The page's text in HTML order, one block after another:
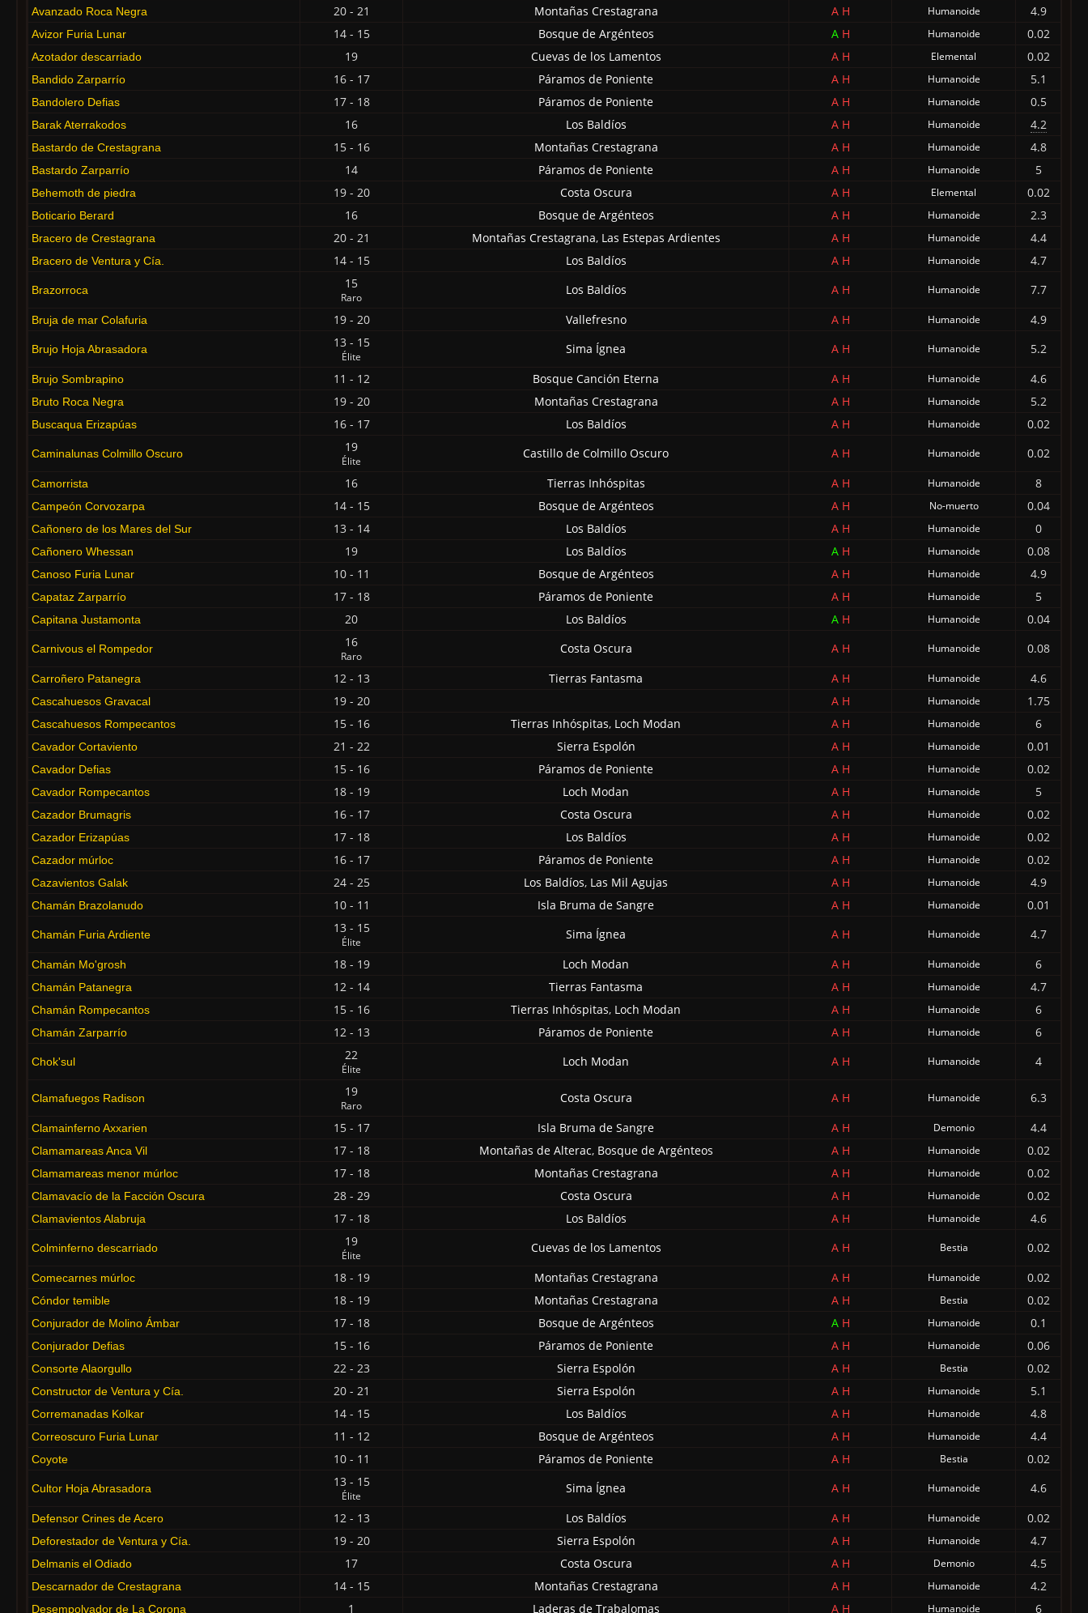
Avanzado Roca Negra 20 - 21 Montañas Crestagrana A H Humanoide 4.9
Avizor Furia Lunar 14 - 15 Bosque de Argénteos A H Humanoide 0.02
Azotador descarriado 19 Cuevas de los Lamentos A H Elemental 0.02
Bandido Zarparrío 16 - 17 Páramos de Poniente A H Humanoide 5.1
Bandolero Defias 17 - 18 Páramos de Poniente A H Humanoide 0.5
Barak Aterrakodos 16 Los Baldíos A H Humanoide 4.2
Bastardo de Crestagrana 15 - 16 Montañas Crestagrana A H Humanoide 4.8
Bastardo Zarparrío 14 Páramos de Poniente A H Humanoide 5
Behemoth de piedra 19 - 20 Costa Oscura A H Elemental 0.02
Boticario Berard 16 Bosque de Argénteos A H Humanoide 2.3
Bracero de Crestagrana 20 - 21 Montañas Crestagrana, Las Estepas Ardientes A H Humanoide 4.4
Bracero de Ventura y Cía. 14 - 15 Los Baldíos A H Humanoide 4.7
Brazorroca 15
Raro
Los Baldíos A H Humanoide 7.7
Bruja de mar Colafuria 19 - 20 Vallefresno A H Humanoide 4.9
Brujo Hoja Abrasadora 13 - 15
Élite
Sima Ígnea A H Humanoide 5.2
Brujo Sombrapino 11 - 12 Bosque Canción Eterna A H Humanoide 4.6
Bruto Roca Negra 19 - 20 Montañas Crestagrana A H Humanoide 5.2
Buscaqua Erizapúas 16 - 17 Los Baldíos A H Humanoide 0.02
Caminalunas Colmillo Oscuro 19
Élite
Castillo de Colmillo Oscuro A H Humanoide 0.02
Camorrista 16 Tierras Inhóspitas A H Humanoide 8
Campeón Corvozarpa 14 - 15 Bosque de Argénteos A H No-muerto 0.04
Cañonero de los Mares del Sur 13 - 14 Los Baldíos A H Humanoide 0
Cañonero Whessan 19 Los Baldíos A H Humanoide 0.08
Canoso Furia Lunar 10 - 11 Bosque de Argénteos A H Humanoide 4.9
Capataz Zarparrío 17 - 18 Páramos de Poniente A H Humanoide 5
Capitana Justamonta 20 Los Baldíos A H Humanoide 0.04
Carnivous el Rompedor 16
Raro
Costa Oscura A H Humanoide 0.08
Carroñero Patanegra 12 - 13 Tierras Fantasma A H Humanoide 4.6
Cascahuesos Gravacal 19 - 20 A H Humanoide 1.75
Cascahuesos Rompecantos 15 - 16 Tierras Inhóspitas, Loch Modan A H Humanoide 6
Cavador Cortaviento 21 - 22 Sierra Espolón A H Humanoide 0.01
Cavador Defias 15 - 16 Páramos de Poniente A H Humanoide 0.02
Cavador Rompecantos 18 - 19 Loch Modan A H Humanoide 5
Cazador Brumagris 16 - 17 Costa Oscura A H Humanoide 0.02
Cazador Erizapúas 17 - 18 Los Baldíos A H Humanoide 0.02
Cazador múrloc 16 - 17 Páramos de Poniente A H Humanoide 0.02
Cazavientos Galak 24 - 25 Los Baldíos, Las Mil Agujas A H Humanoide 4.9
Chamán Brazolanudo 10 - 11 Isla Bruma de Sangre A H Humanoide 0.01
Chamán Furia Ardiente 13 - 15
Élite
Sima Ígnea A H Humanoide 4.7
Chamán Mo'grosh 18 - 19 Loch Modan A H Humanoide 6
Chamán Patanegra 12 - 14 Tierras Fantasma A H Humanoide 4.7
Chamán Rompecantos 15 - 16 Tierras Inhóspitas, Loch Modan A H Humanoide 6
Chamán Zarparrío 12 - 13 Páramos de Poniente A H Humanoide 6
Chok'sul 22
Élite
Loch Modan A H Humanoide 4
Clamafuegos Radison 19
Raro
Costa Oscura A H Humanoide 6.3
Clamainferno Axxarien 15 - 17 Isla Bruma de Sangre A H Demonio 4.4
Clamamareas Anca Vil 17 - 18 Montañas de Alterac, Bosque de Argénteos A H Humanoide 0.02
Clamamareas menor múrloc 17 - 18 Montañas Crestagrana A H Humanoide 0.02
Clamavacío de la Facción Oscura 28 - 29 Costa Oscura A H Humanoide 0.02
Clamavientos Alabruja 17 - 18 Los Baldíos A H Humanoide 4.6
Colminferno descarriado 19
Élite
Cuevas de los Lamentos A H Bestia 0.02
Comecarnes múrloc 18 - 19 Montañas Crestagrana A H Humanoide 0.02
Cóndor temible 18 - 19 Montañas Crestagrana A H Bestia 0.02
Conjurador de Molino Ámbar 17 - 18 Bosque de Argénteos A H Humanoide 0.1
Conjurador Defias 15 - 16 Páramos de Poniente A H Humanoide 0.06
Consorte Alaorgullo 22 - 23 Sierra Espolón A H Bestia 0.02
Constructor de Ventura y Cía. 20 - 21 Sierra Espolón A H Humanoide 5.1
Corremanadas Kolkar 14 - 15 Los Baldíos A H Humanoide 4.8
Correoscuro Furia Lunar 11 - 12 Bosque de Argénteos A H Humanoide 4.4
Coyote 10 - 11 Páramos de Poniente A H Bestia 0.02
Cultor Hoja Abrasadora 13 - 15
Élite
Sima Ígnea A H Humanoide 4.6
Defensor Crines de Acero 12 - 13 Los Baldíos A H Humanoide 0.02
Deforestador de Ventura y Cía. 19 - 20 Sierra Espolón A H Humanoide 4.7
Delmanis el Odiado 17 Costa Oscura A H Demonio 4.5
Descarnador de Crestagrana 14 - 15 Montañas Crestagrana A H Humanoide 4.2
Desempolvador de La Corona 1 Laderas de Trabalomas A H Humanoide 6